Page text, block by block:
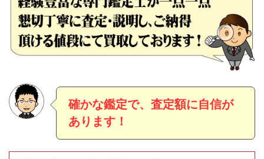
確かな鑑定で、査定額に自信が
あります！